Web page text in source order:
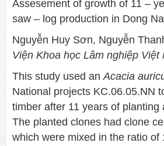
Assesement of growth of 11 –
saw – log production in Dong
Nguyễn Huy Sơn, Nguyễn
Viện Khoa học Lâm nghiệp Việt
This study used anAcacia
National projects KC.06.05.NN
timber after 11 years of
The planted clones had clone
which were mixed in the ratio